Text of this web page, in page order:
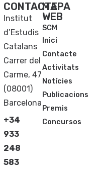
CONTACTE
Institut
d’Estudis
Catalans
Carrer del
Carme, 47
(08001)
Barcelona
+34
933
248
583
MAPA
WEB
SCM
Inici
Contacte
Activitats
Notícies
Publicacions
Premis
Concursos